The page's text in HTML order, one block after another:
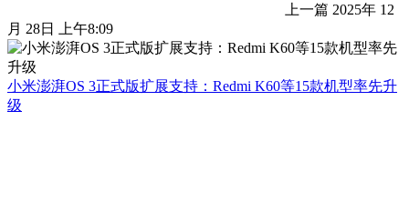
上一篇 2025年 12
月 28日 上午8:09
小米澎湃OS 3正式版扩展支持：Redmi K60等15款机型率先升
级